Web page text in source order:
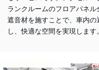
ランクルームのフロアパネル
遮音材を施すことで、車内
し、快適な空間を実現します。